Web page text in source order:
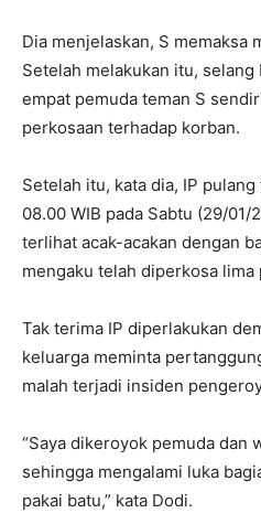
Dia menjelaskan, S memaksa
Setelah melakukan itu,
empat pemuda teman S
perkosaan terhadap korban.
Setelah itu, kata dia, IP
08.00 WIB pada Sabtu (29/
terlihat acak-acakan dengan
mengaku telah diperkosa lima
Tak terima IP diperlakukan
keluarga meminta
malah terjadi insiden
“Saya dikeroyok pemuda dan
sehingga mengalami luka
pakai batu,” kata Dodi.